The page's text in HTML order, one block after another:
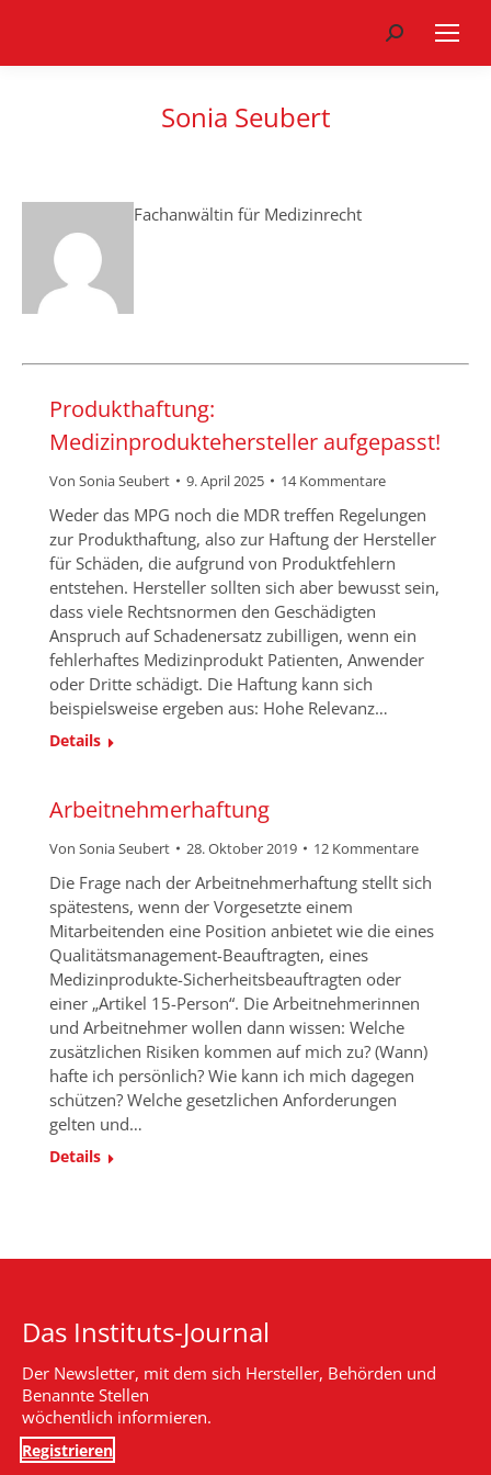
Search:
Sonia Seubert
Fachanwältin für Medizinrecht
Produkthaftung:
Medizinproduktehersteller aufgepasst!
Von Sonia Seubert 9. April 2025 14 Kommentare
Weder das MPG noch die MDR treffen Regelungen
zur Produkthaftung, also zur Haftung der Hersteller
für Schäden, die aufgrund von Produktfehlern
entstehen. Hersteller sollten sich aber bewusst sein,
dass viele Rechtsnormen den Geschädigten
Anspruch auf Schadenersatz zubilligen, wenn ein
fehlerhaftes Medizinprodukt Patienten, Anwender
oder Dritte schädigt. Die Haftung kann sich
beispielsweise ergeben aus: Hohe Relevanz…
Details
Arbeitnehmerhaftung
Von Sonia Seubert 28. Oktober 2019 12 Kommentare
Die Frage nach der Arbeitnehmerhaftung stellt sich
spätestens, wenn der Vorgesetzte einem
Mitarbeitenden eine Position anbietet wie die eines
Qualitätsmanagement-Beauftragten, eines
Medizinprodukte-Sicherheitsbeauftragten oder
einer „Artikel 15-Person“. Die Arbeitnehmerinnen
und Arbeitnehmer wollen dann wissen: Welche
zusätzlichen Risiken kommen auf mich zu? (Wann)
hafte ich persönlich? Wie kann ich mich dagegen
schützen? Welche gesetzlichen Anforderungen
gelten und…
Details
Das Instituts-Journal
Der Newsletter, mit dem sich Hersteller, Behörden und
Benannte Stellen
wöchentlich informieren.
Registrieren